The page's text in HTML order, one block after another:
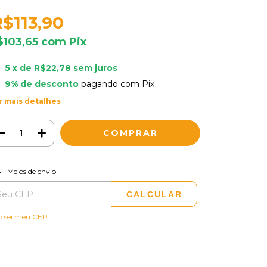
com Pix
5 x de R$22,78 sem juros
9% de descontopagando com Pix
mais detalhes
para o CEP:
Meios de envio
CALCULAR
sei meu CEP